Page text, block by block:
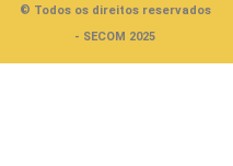
© Todos os direitos reservados
- SECOM 2025